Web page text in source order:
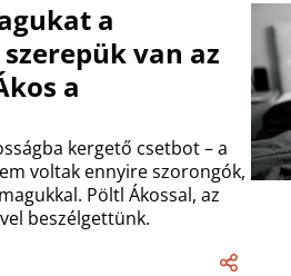
a
van az
a
kergető csetbot – a
voltak ennyire szorongók,
Pöltl Ákossal, az
beszélgettünk.